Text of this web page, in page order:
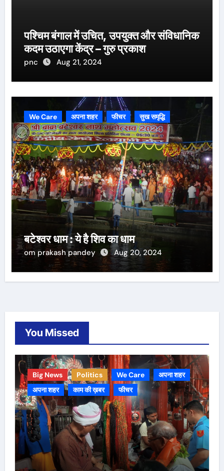
पश्चिम बंगाल में उचित, उपयुक्त और संविधानिक
कदम उठाएगा केंद्र – गुरु प्रकाश
pnc Aug 21, 2024
We Care अपना शहर फीचर सुख समृद्धि
बटेश्वर धाम : ये है शिव का धाम
om prakash pandey Aug 20, 2024
You Missed
Big News Politics We Care
अपना शहर
अपना शहर
काम की ख़बर फीचर